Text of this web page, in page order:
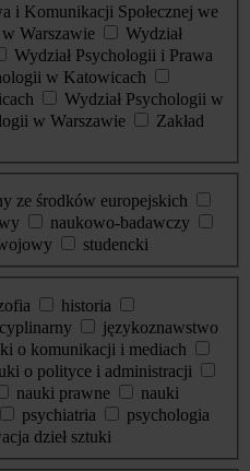
i Komunikacji Społecznej we
Warszawie
Wydział
Wydział Psychologii i Prawa
w Katowicach
Wydział Psychologii w
w Warszawie
Zakład
ze środków europejskich
naukowo-badawczy
studencki
historia
językoznawstwo
o komunikacji i mediach
o polityce i administracji
nauki prawne
nauki
psychiatria
psychologia
dzieł sztuki